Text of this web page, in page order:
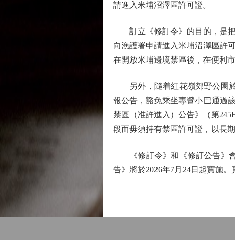
請進入米埔沼澤區許可證。
訂立《修訂令》的目的，是把
向漁護署申請進入米埔沼澤區許
在開放米埔邊境禁區後，在便利
另外，隨着紅花嶺郊野公園於
報公告，豁免乘坐專營小巴通過
禁區（准許進入）公告》（第
段而毋須持有禁區許可證，以長
《修訂令》和《修訂公告》會
告》將於2026年7月24日起實施